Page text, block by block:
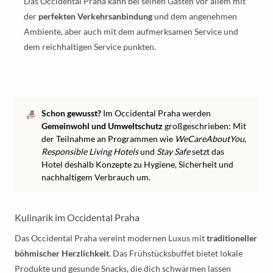
der perfekten Verkehrsanbindungund dem angenehmen
Ambiente, aber auch mit dem aufmerksamen Service und
dem reichhaltigen Service punkten.
Schon gewusst? Im Occidental Praha werden
Gemeinwohl und Umweltschutzgroßgeschrieben: Mit
der Teilnahme an Programmen wie WeCareAboutYou,
Responsible Living Hotelsund Stay Safesetzt das
Hotel deshalb Konzepte zu Hygiene, Sicherheit und
nachhaltigem Verbrauch um.
Kulinarik im Occidental Praha
Das Occidental Praha vereint modernen Luxus mittraditioneller
böhmischer Herzlichkeit. Das Frühstücksbuffet bietet lokale
Produkte und gesunde Snacks, die dich schwärmen lassen